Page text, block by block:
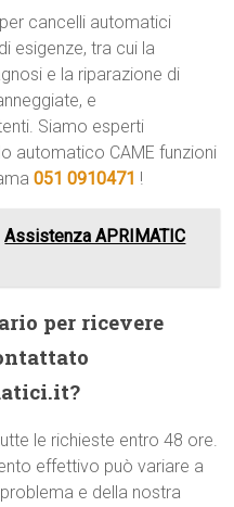
cancelli automatici
esigenze, tra cui la
e la riparazione di
e
Siamo esperti
automatico CAME funzioni
051 0910471 !
Assistenza APRIMATIC
per ricevere
le richieste entro 48 ore.
effettivo può variare a
e della nostra